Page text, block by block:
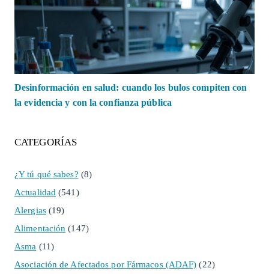
Desinformación en salud: cuando los bulos compiten con
la evidencia y con la confianza pública
CATEGORÍAS
¿Y tú qué sabes? (8)
Actualidad (541)
Alergias(19)
Alimentación (147)
Asma (11)
Asociación de Afectados por Fármacos (ADAF) (22)